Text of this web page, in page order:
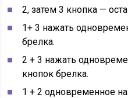
2, затем 3 кнопка —
1+ 3 нажать
брелка.
2 + 3 нажать
кнопок брелка.
1 + 2 одновременное